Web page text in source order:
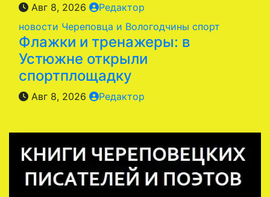
Авг 8, 2026
Редактор
новости Череповца и Вологодчины спорт
Флажки и тренажеры: в
Устюжне открыли
спортплощадку
Авг 8, 2026 Редактор